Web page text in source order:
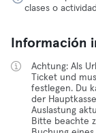
clases o
Información
Achtung: Als
Ticket und
festlegen. Du
der
Auslastung
Bitte beachte